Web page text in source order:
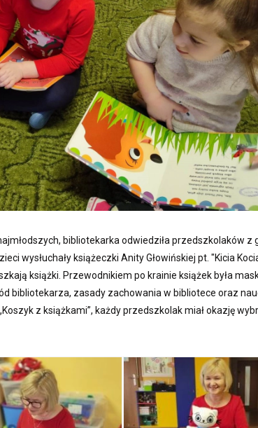
bibliotekarka odwiedziła przedszkolaków z
wysłuchały książeczki Anity Głowińskiej pt. "Kicia
książki. Przewodnikiem po krainie książek była
bibliotekarza, zasady zachowania w bibliotece oraz
z książkami”, każdy przedszkolak miał okazję